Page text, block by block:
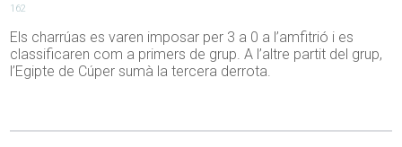
162
Els charrúas es varen imposar per 3 a 0 a l’amfitrió i es
classificaren com a primers de grup. A l’altre partit del grup,
l’Egipte de Cúper sumà la tercera derrota.